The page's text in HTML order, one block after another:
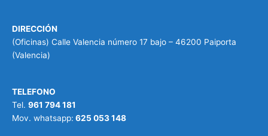
DIRECCIÓN
(Oficinas) Calle Valencia número 17 bajo – 46200 Paiporta
(Valencia)
TELEFONO
Tel. 961 794 181
Mov. whatsapp: 625 053 148